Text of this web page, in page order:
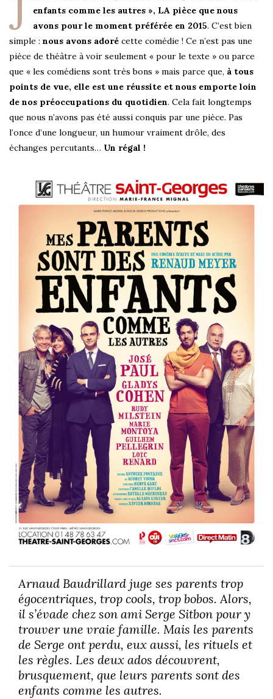
enfants comme les autres », LA pièce que nous
avons pour le moment préférée en 2015. C’est bien
simple : nous avons adoré cette comédie ! Ce n’est pas une
pièce de théâtre à voir seulement « pour le texte » ou parce
que « les comédiens sont très bons » mais parce que, à tous
points de vue, elle est une réussite et nous emporte loin
de nos préoccupations du quotidien. Cela fait longtemps
que nous n’avons pas été aussi conquis par une pièce. Pas
l’once d’une longueur, un humour vraiment drôle, des
échanges percutants… Un régal !
Arnaud Baudrillard juge ses parents trop
égocentriques, trop cools, trop bobos. Alors,
il s’évade chez son ami Serge Sitbon pour y
trouver une vraie famille. Mais les parents
de Serge ont perdu, eux aussi, les rituels et
les règles. Les deux ados découvrent,
brusquement, que leurs parents sont des
enfants comme les autres.